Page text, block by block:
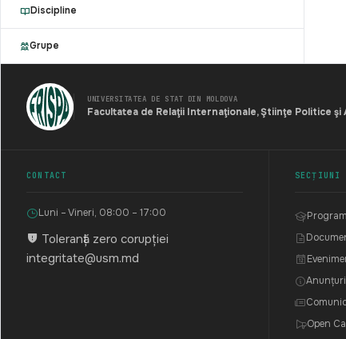
Discipline
Grupe
UNIVERSITATEA DE STAT DIN MOLDOVA
Facultatea de Relaţii Internaţionale, Ştiinţe Politice
CONTACT
Luni – Vineri, 08:00 – 17:00
Toleranță zero corupției
integritate@usm.md
SECȚIUNI
Anunțuri
Open